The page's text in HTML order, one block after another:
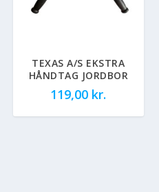
TEXAS A/S EKSTRA
HÅNDTAG JORDBOR
119,00 kr.